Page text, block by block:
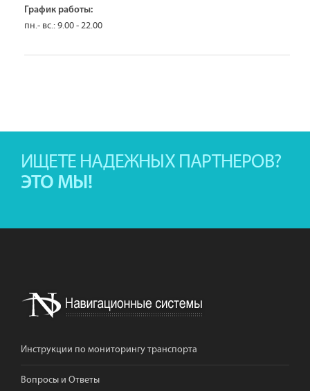
График работы:
пн.- вс.: 9.00 - 22.00
ИЩЕТЕ НАДЕЖНЫХ ПАРТНЕРОВ?
ЭТО МЫ!
Инструкции по мониторингу транспорта
Вопросы и Ответы